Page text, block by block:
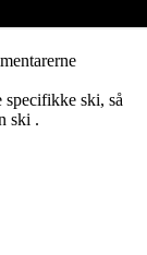
ski, så
ski .